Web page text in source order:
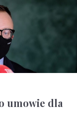
umowie dla